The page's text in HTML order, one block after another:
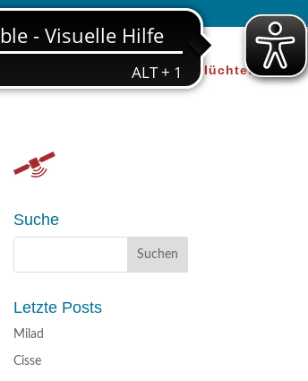
Beratung für Geflüchtete
Suche
Letzte Posts
Milad
Cisse